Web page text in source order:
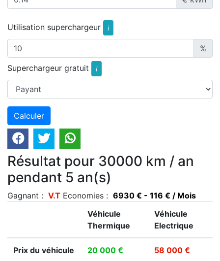
Utilisation superchargeur i
%
Superchargeur gratuit
i
Résultat pour 30000 km / an
pendant 5 an(s)
Gagnant : V.T Economies : 6930 € - 116 € / Mois
Véhicule
Thermique
Véhicule
Electrique
Prix du véhicule 20 000 € 58 000 €